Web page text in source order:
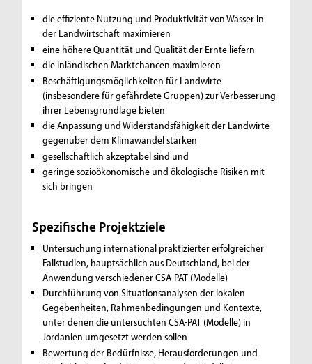
die effiziente Nutzung und Produktivität von Wasser in
der Landwirtschaft maximieren
eine höhere Quantität und Qualität der Ernte liefern
die inländischen Marktchancen maximieren
Beschäftigungsmöglichkeiten für Landwirte
(insbesondere für gefährdete Gruppen) zur Verbesserung
ihrer Lebensgrundlage bieten
die Anpassung und Widerstandsfähigkeit der Landwirte
gegenüber dem Klimawandel stärken
gesellschaftlich akzeptabel sind und
geringe sozioökonomische und ökologische Risiken mit
sich bringen
Spezifische Projektziele
Untersuchung international praktizierter erfolgreicher
Fallstudien, hauptsächlich aus Deutschland, bei der
Anwendung verschiedener CSA-PAT (Modelle)
Durchführung von Situationsanalysen der lokalen
Gegebenheiten, Rahmenbedingungen und Kontexte,
unter denen die untersuchten CSA-PAT (Modelle) in
Jordanien umgesetzt werden sollen
Bewertung der Bedürfnisse, Herausforderungen und